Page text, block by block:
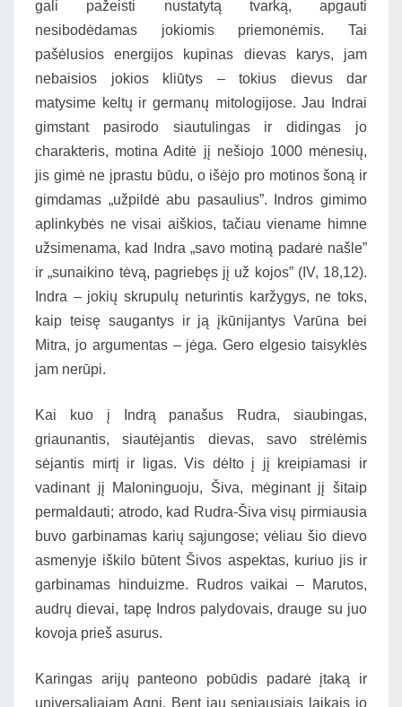
gali pažeisti nustatytą tvarką, apgauti
nesibodėdamas jokiomis priemonėmis. Tai
pašėlusios energijos kupinas dievas karys, jam
nebaisios jokios kliūtys – tokius dievus dar
matysime keltų ir germanų mitologijose. Jau Indrai
gimstant pasirodo siautulingas ir didingas jo
charakteris, motina Aditė jį nešiojo 1000 mėnesių,
jis gimė ne įprastu būdu, o išėjo pro motinos šoną ir
gimdamas „užpildė abu pasaulius”. Indros gimimo
aplinkybės ne visai aiškios, tačiau viename himne
užsimenama, kad Indra „savo motiną padarė našle”
ir „sunaikino tėvą, pagriebęs jį už kojos” (IV, 18,12).
Indra – jokių skrupulų neturintis karžygys, ne toks,
kaip teisę saugantys ir ją įkūnijantys Varūna bei
Mitra, jo argumentas – jėga. Gero elgesio taisyklės
jam nerūpi.
Kai kuo į Indrą panašus Rudra, siaubingas,
griaunantis, siautėjantis dievas, savo strėlėmis
sėjantis mirtį ir ligas. Vis dėlto į jį kreipiamasi ir
vadinant jį Maloninguoju, Šiva, mėginant jį šitaip
permaldauti; atrodo, kad Rudra-Šiva visų pirmiausia
buvo garbinamas karių sąjungose; vėliau šio dievo
asmenyje iškilo būtent Šivos aspektas, kuriuo jis ir
garbinamas hinduizme. Rudros vaikai – Marutos,
audrų dievai, tapę Indros palydovais, drauge su juo
kovoja prieš asurus.
Karingas arijų panteono pobūdis padarė įtaką ir
universaliajam Agni. Bent jau seniausiais laikais jo